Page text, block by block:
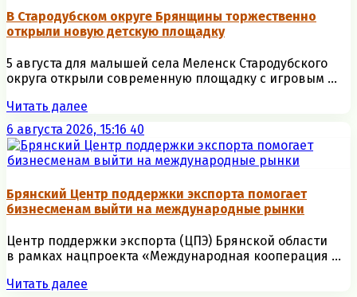
В Стародубском округе Брянщины торжественно
открыли новую детскую площадку
5 августа для малышей села Меленск Стародубского
округа открыли современную площадку с игровым ...
Читать далее
6 августа 2026, 15:16 40
Брянский Центр поддержки экспорта помогает
бизнесменам выйти на международные рынки
Центр поддержки экспорта (ЦПЭ) Брянской области
в рамках нацпроекта «Международная кооперация ...
Читать далее